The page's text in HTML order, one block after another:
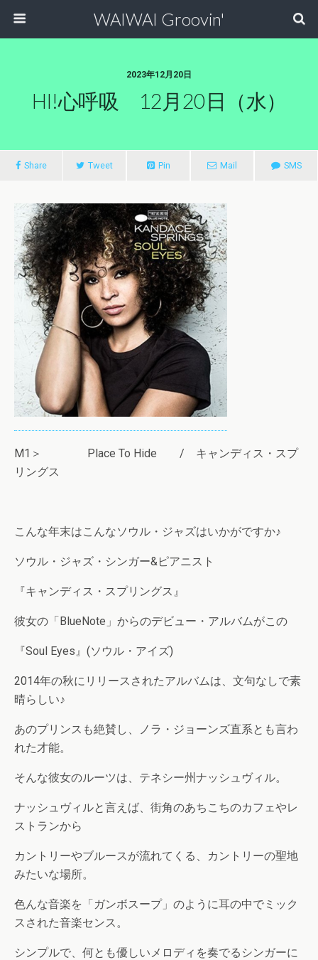
WAIWAI Groovin'
2023年12月20日
HI!心呼吸 12月20日（水）
Share Tweet Pin Mail SMS
M1＞ Place To Hide / キャンディス・スプ
リングス
こんな年末はこんなソウル・ジャズはいかがですか♪
ソウル・ジャズ・シンガー&ピアニスト
『キャンディス・スプリングス』
彼女の「BlueNote」からのデビュー・アルバムがこの
『Soul Eyes』(ソウル・アイズ)
2014年の秋にリリースされたアルバムは、文句なしで素
晴らしい♪
あのプリンスも絶賛し、ノラ・ジョーンズ直系とも言わ
れた才能。
そんな彼女のルーツは、テネシー州ナッシュヴィル。
ナッシュヴィルと言えば、街角のあちこちのカフェやレ
ストランから
カントリーやブルースが流れてくる、カントリーの聖地
みたいな場所。
色んな音楽を「ガンボスープ」のように耳の中でミック
スされた音楽センス。
シンプルで、何とも優しいメロディを奏でるシンガーに